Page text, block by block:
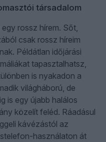
társadalom
egy rossz hírem. Sőt,
csak rossz híreim
Példátlan időjárási
tapasztalhatsz,
is nyakadon a
világháború, de
is egy újabb halálos
közelít feléd. Ráadásul
kávézástól az
használaton át